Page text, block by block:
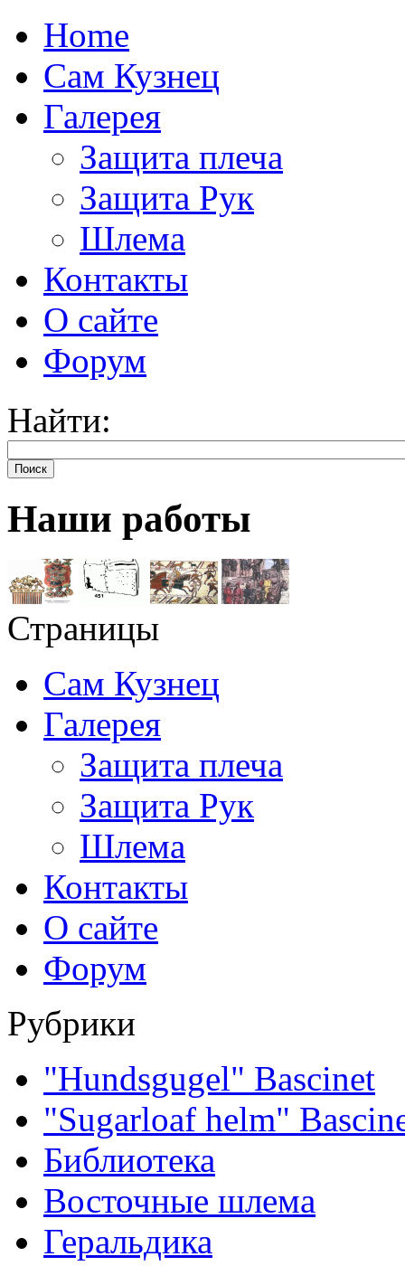
Home
Сам Кузнец
Галерея
Защита плеча
Защита Рук
Шлема
Контакты
О сайте
Форум
Найти:
Поиск
Наши работы
Страницы
Сам Кузнец
Галерея
Защита плеча
Защита Рук
Шлема
Контакты
О сайте
Форум
Рубрики
"Hundsgugel" Bascinet
"Sugarloaf helm"
Библиотека
Восточные шлема
Геральдика